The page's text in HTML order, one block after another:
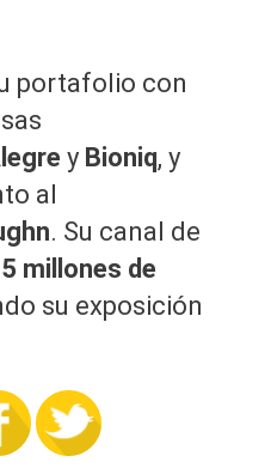
portafolio con
y Bioniq, y
al
. Su canal de
millones de
su exposición